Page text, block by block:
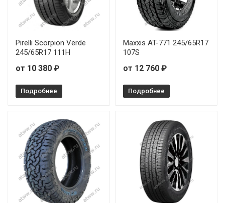
Pirelli Scorpion Verde
245/65R17 111H
от 10 380 ₽
Подробнее
Maxxis AT-771 245/65R17
107S
от 12 760 ₽
Подробнее